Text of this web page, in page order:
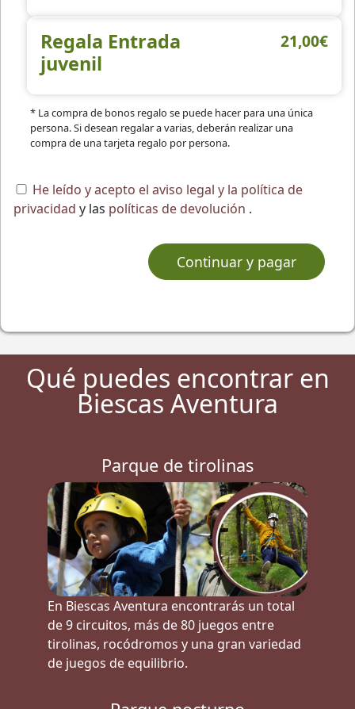
Regala Entrada
juvenil
21,00€
* La compra de bonos regalo se puede hacer para una única
persona. Si desean regalar a varias, deberán realizar una
compra de una tarjeta regalo por persona.
He leído y acepto el aviso legal y la política de
privacidad y las políticas de devolución .
Qué puedes encontrar en
Biescas Aventura
Parque de tirolinas
En Biescas Aventura encontrarás un total
de 9 circuitos, más de 80 juegos entre
tirolinas, rocódromos y una gran variedad
de juegos de equilibrio.